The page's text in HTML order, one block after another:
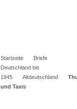
Startseite
Briefe
Deutschland bis
1945
Altdeutschland
und Taxis